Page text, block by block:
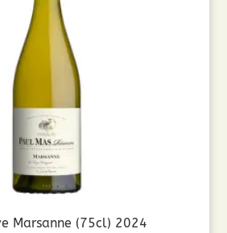
Marsanne (75cl) 2024